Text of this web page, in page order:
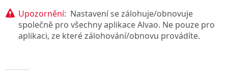
Upozornění: Nastavení se zálohuje/obnovuje
společně pro všechny aplikace Alvao. Ne pouze pro
aplikaci, ze které zálohování/obnovu provádíte.